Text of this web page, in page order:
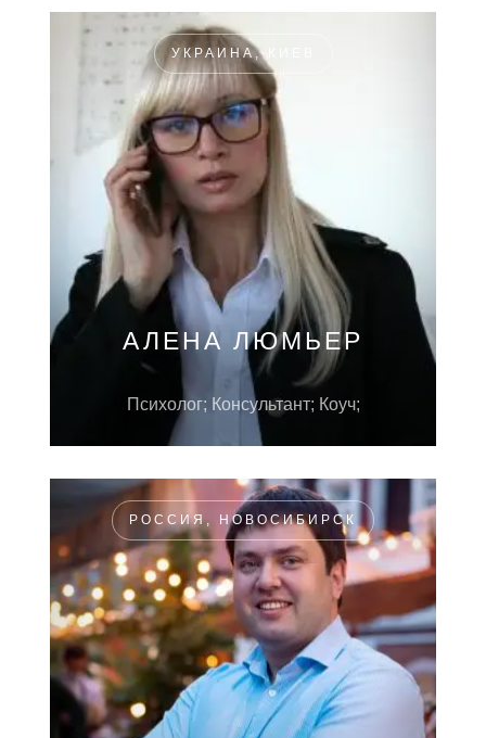
УКРАИНА, КИЕВ
АЛЕНА ЛЮМЬЕР
Психолог; Консультант; Коуч;
РОССИЯ, НОВОСИБИРСК